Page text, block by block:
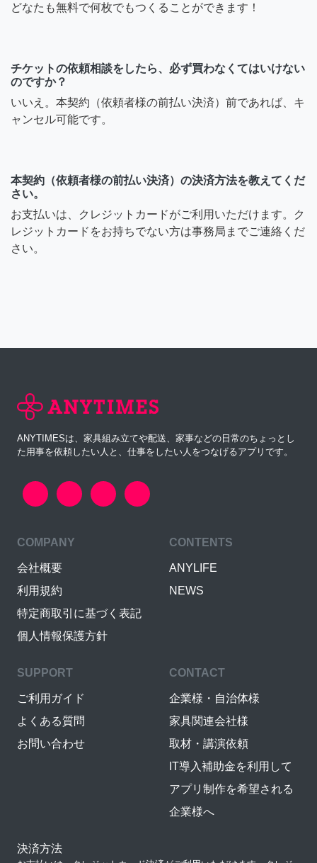
どなたも無料で何枚でもつくることができます！
チケットの依頼相談をしたら、必ず買わなくてはいけない
のですか？
いいえ。本契約（依頼者様の前払い決済）前であれば、キ
ャンセル可能です。
本契約（依頼者様の前払い決済）の決済方法を教えてくだ
さい。
お支払いは、クレジットカードがご利用いただけます。ク
レジットカードをお持ちでない方は事務局までご連絡くだ
さい。
ANYTIMESは、家具組み立てや配送、家事などの日常のちょっとし
た用事を依頼したい人と、仕事をしたい人をつなげるアプリです。
COMPANY
会社概要
利用規約
特定商取引に基づく表記
個人情報保護方針
CONTENTS
ANYLIFE
NEWS
SUPPORT
ご利用ガイド
よくある質問
お問い合わせ
CONTACT
企業様・自治体様
家具関連会社様
取材・講演依頼
IT導入補助金を利用して
アプリ制作を希望される
企業様へ
決済方法